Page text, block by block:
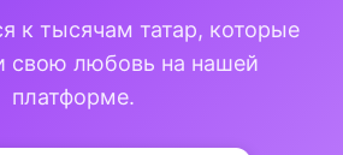
к тысячам татар, которые
свою любовь на нашей
платформе.